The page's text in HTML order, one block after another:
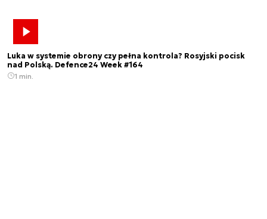
Luka w systemie obrony czy pełna kontrola? Rosyjski pocisk
nad Polską. Defence24 Week #164
1 min.